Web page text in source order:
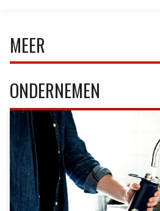
MEER
ONDERNEMEN